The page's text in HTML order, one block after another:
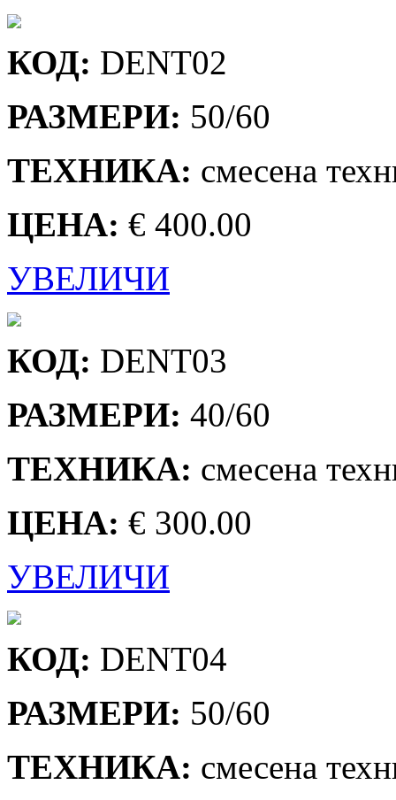
КОД: DENT02
РАЗМЕРИ: 50/60
ТЕХНИКА: смесена
ЦЕНА: € 400.00
УВЕЛИЧИ
КОД: DENT03
РАЗМЕРИ: 40/60
ТЕХНИКА: смесена
ЦЕНА: € 300.00
УВЕЛИЧИ
КОД: DENT04
РАЗМЕРИ: 50/60
ТЕХНИКА: смесена